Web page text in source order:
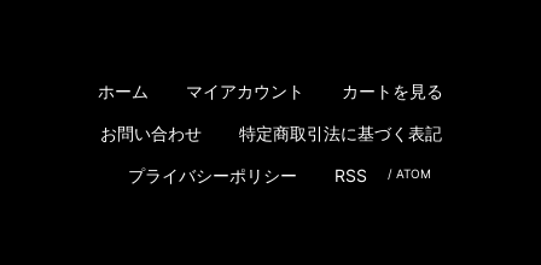
ホーム マイアカウント カートを見る
お問い合わせ 特定商取引法に基づく表記
プライバシーポリシー RSS / ATOM